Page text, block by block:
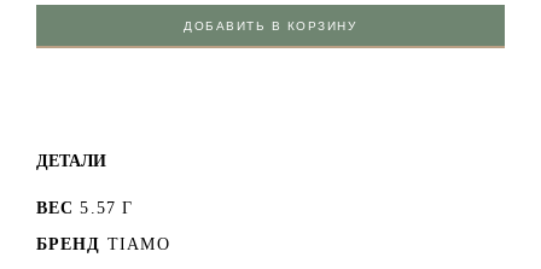
ДОБАВИТЬ В КОРЗИНУ
ДЕТАЛИ
ВЕС 5.57 Г
БРЕНД TIAMO